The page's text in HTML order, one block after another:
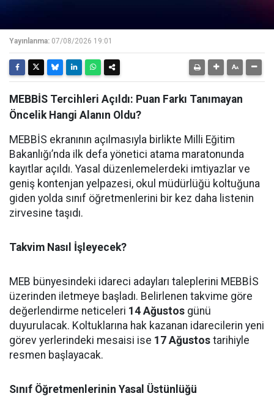
Yayınlanma: 07/08/2026 19:01
MEBBİS Tercihleri Açıldı: Puan Farkı Tanımayan
Öncelik Hangi Alanın Oldu?
MEBBİS ekranının açılmasıyla birlikte Milli Eğitim
Bakanlığı’nda ilk defa yönetici atama maratonunda
kayıtlar açıldı. Yasal düzenlemelerdeki imtiyazlar ve
geniş kontenjan yelpazesi, okul müdürlüğü koltuğuna
giden yolda sınıf öğretmenlerini bir kez daha listenin
zirvesine taşıdı.
Takvim Nasıl İşleyecek?
MEB bünyesindeki idareci adayları taleplerini MEBBİS
üzerinden iletmeye başladı. Belirlenen takvime göre
değerlendirme neticeleri 14 Ağustos günü
duyurulacak. Koltuklarına hak kazanan idarecilerin yeni
görev yerlerindeki mesaisi ise 17 Ağustos tarihiyle
resmen başlayacak.
Sınıf Öğretmenlerinin Yasal Üstünlüğü